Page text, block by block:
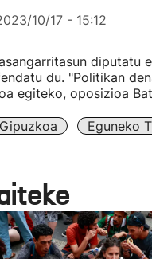
10/17 - 15:12
diputatu
du. "Politikan
egiteko, oposizioa
Gipuzkoa Eguneko